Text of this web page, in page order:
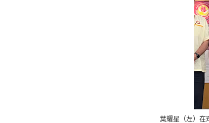
葉耀星（左）在